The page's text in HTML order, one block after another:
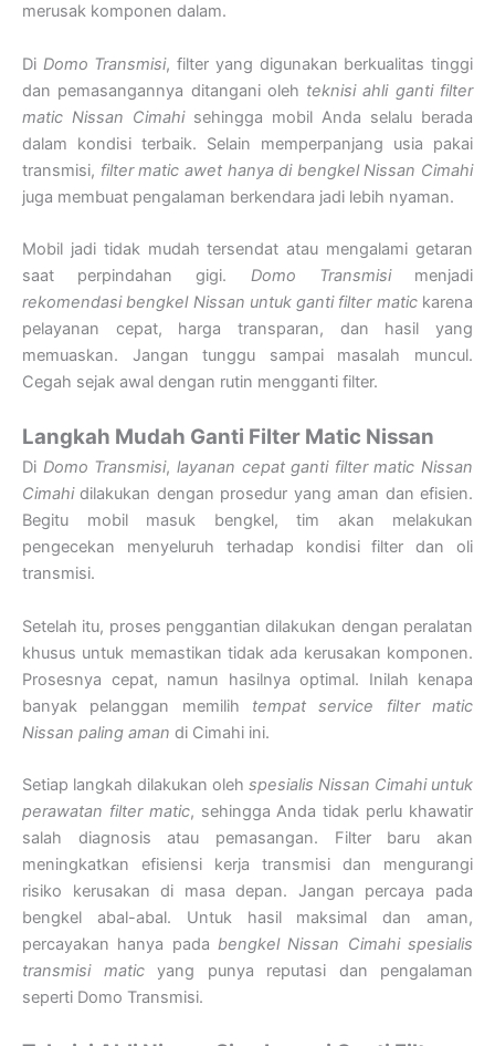
merusak komponen dalam.
Di Domo Transmisi, filter yang digunakan berkualitas tinggi
dan pemasangannya ditangani oleh teknisi ahli ganti filter
matic Nissan Cimahisehingga mobil Anda selalu berada
dalam kondisi terbaik. Selain memperpanjang usia pakai
transmisi, filter matic awet hanya di bengkel Nissan Cimahi
juga membuat pengalaman berkendara jadi lebih nyaman.
Mobil jadi tidak mudah tersendat atau mengalami getaran
saat perpindahan gigi. Domo Transmisimenjadi
rekomendasi bengkel Nissan untuk ganti filter matickarena
pelayanan cepat, harga transparan, dan hasil yang
memuaskan. Jangan tunggu sampai masalah muncul.
Cegah sejak awal dengan rutin mengganti filter.
Langkah Mudah Ganti Filter Matic Nissan
Di Domo Transmisi, layanan cepat ganti filter matic Nissan
Cimahidilakukan dengan prosedur yang aman dan efisien.
Begitu mobil masuk bengkel, tim akan melakukan
pengecekan menyeluruh terhadap kondisi filter dan oli
transmisi.
Setelah itu, proses penggantian dilakukan dengan peralatan
khusus untuk memastikan tidak ada kerusakan komponen.
Prosesnya cepat, namun hasilnya optimal. Inilah kenapa
banyak pelanggan memilih tempat service filter matic
Nissan paling aman di Cimahi ini.
Setiap langkah dilakukan oleh spesialis Nissan Cimahi untuk
perawatan filter matic, sehingga Anda tidak perlu khawatir
salah diagnosis atau pemasangan. Filter baru akan
meningkatkan efisiensi kerja transmisi dan mengurangi
risiko kerusakan di masa depan. Jangan percaya pada
bengkel abal-abal. Untuk hasil maksimal dan aman,
percayakan hanya pada bengkel Nissan Cimahi spesialis
transmisi maticyang punya reputasi dan pengalaman
seperti Domo Transmisi.